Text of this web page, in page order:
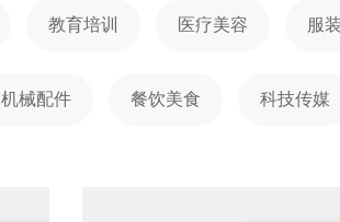
教育培训 医疗美容 服
机械配件 餐饮美食 科技传媒